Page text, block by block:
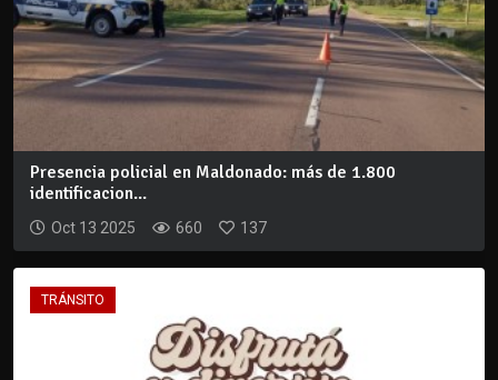
Presencia policial en Maldonado: más de 1.800
identificacion...
Oct 13 2025 660 137
TRÁNSITO